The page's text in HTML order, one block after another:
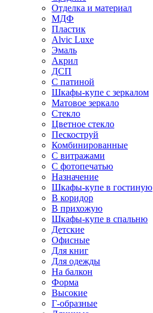
Отделка и материал
МДФ
Пластик
Alvic Luxe
Эмаль
Акрил
ДСП
С патиной
Шкафы-купе с зеркалом
Матовое зеркало
Стекло
Цветное стекло
Пескоструй
Комбинированные
С витражами
С фотопечатью
Назначение
Шкафы-купе в гостиную
В коридор
В прихожую
Шкафы-купе в спальню
Детские
Офисные
Для книг
Для одежды
На балкон
Форма
Высокие
Г-образные